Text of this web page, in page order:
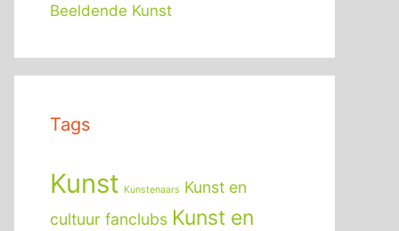
Beeldende Kunst
Tags
Kunst Kunstenaars Kunst en
cultuur fanclubs Kunst en